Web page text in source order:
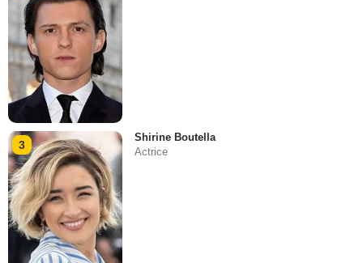
3
Shirine Boutella
Actrice